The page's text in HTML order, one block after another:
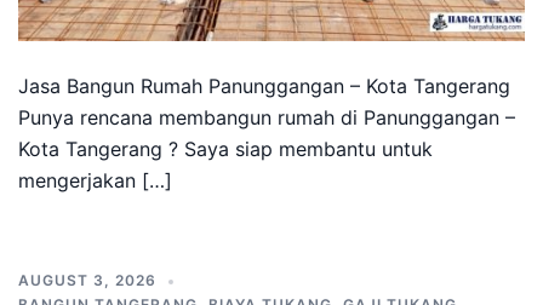
Jasa Bangun Rumah Panunggangan – Kota Tangerang
Punya rencana membangun rumah di Panunggangan –
Kota Tangerang ? Saya siap membantu untuk
mengerjakan […]
AUGUST 3, 2026